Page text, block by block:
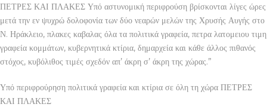
ΠΕΤΡΕΣ ΚΑΙ ΠΛΑΚΕΣ Υπό αστυνομική περιφρούση βρίσκονται λίγες ώρες
μετά την εν ψυχρώ δολοφονία των δύο νεαρών μελών της Χρυσής Αυγής στο
Ν. Ηράκλειο, πλακες καβαλας όλα τα πολιτικά γραφεία, πετρα λατομειου τιμη
γραφεία κομμάτων, κυβερνητικά κτίρια, δημαρχεία και κάθε άλλος πιθανός
στόχος, κυβόλιθος τιμές σχεδόν απ’ άκρη σ’ άκρη της χώρας.”
Υπό περιφρούρηση πολιτικά γραφεία και κτίρια σε όλη τη χώρα ΠΕΤΡΕΣ
ΚΑΙ ΠΛΑΚΕΣ